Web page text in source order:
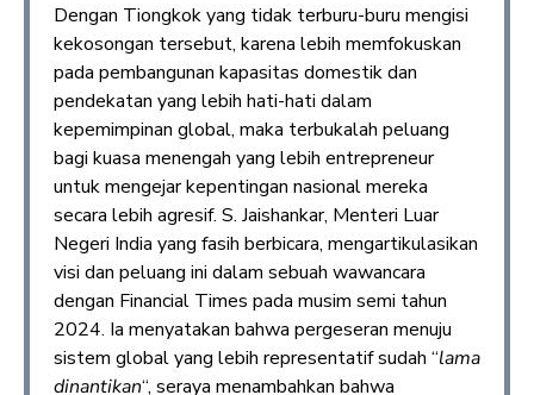
Dengan Tiongkok yang tidak terburu-buru mengisi
kekosongan tersebut, karena lebih memfokuskan
pada pembangunan kapasitas domestik dan
pendekatan yang lebih hati-hati dalam
kepemimpinan global, maka terbukalah peluang
bagi kuasa menengah yang lebih entrepreneur
untuk mengejar kepentingan nasional mereka
secara lebih agresif. S. Jaishankar, Menteri Luar
Negeri India yang fasih berbicara, mengartikulasikan
visi dan peluang ini dalam sebuah wawancara
dengan Financial Times pada musim semi tahun
2024. Ia menyatakan bahwa pergeseran menuju
sistem global yang lebih representatif sudah “lama
dinantikan“, seraya menambahkan bahwa